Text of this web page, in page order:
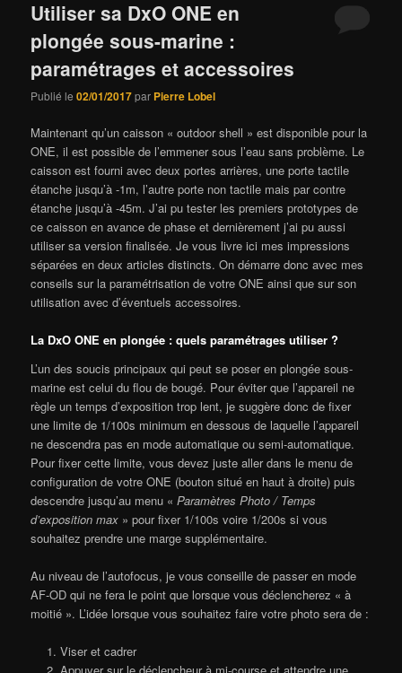
Utiliser sa DxO ONE en
plongée sous-marine :
paramétrages et accessoires
Publié le02/01/2017par Pierre Lobel
Maintenant qu’un caisson « outdoor shell » est disponible pour la
ONE, il est possible de l’emmener sous l’eau sans problème. Le
caisson est fourni avec deux portes arrières, une porte tactile
étanche jusqu’à -1m, l’autre porte non tactile mais par contre
étanche jusqu’à -45m. J’ai pu tester les premiers prototypes de
ce caisson en avance de phase et dernièrement j’ai pu aussi
utiliser sa version finalisée. Je vous livre ici mes impressions
séparées en deux articles distincts. On démarre donc avec mes
conseils sur la paramétrisation de votre ONE ainsi que sur son
utilisation avec d’éventuels accessoires.
La DxO ONE en plongée : quels paramétrages utiliser ?
L’un des soucis principaux qui peut se poser en plongée sous-
marine est celui du flou de bougé. Pour éviter que l’appareil ne
règle un temps d’exposition trop lent, je suggère donc de fixer
une limite de 1/100s minimum en dessous de laquelle l’appareil
ne descendra pas en mode automatique ou semi-automatique.
Pour fixer cette limite, vous devez juste aller dans le menu de
configuration de votre ONE (bouton situé en haut à droite) puis
descendre jusqu’au menu «Paramètres Photo / Temps
d’exposition max » pour fixer 1/100s voire 1/200s si vous
souhaitez prendre une marge supplémentaire.
Au niveau de l’autofocus, je vous conseille de passer en mode
AF-OD qui ne fera le point que lorsque vous déclencherez « à
moitié ». L’idée lorsque vous souhaitez faire votre photo sera de :
Viser et cadrer